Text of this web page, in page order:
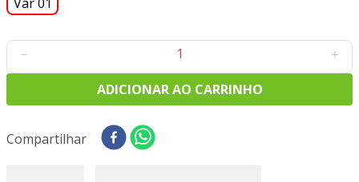
＋
－
ADICIONAR AO CARRINHO
Compartilhar
9º
tecido oxford
10º tapete sisal